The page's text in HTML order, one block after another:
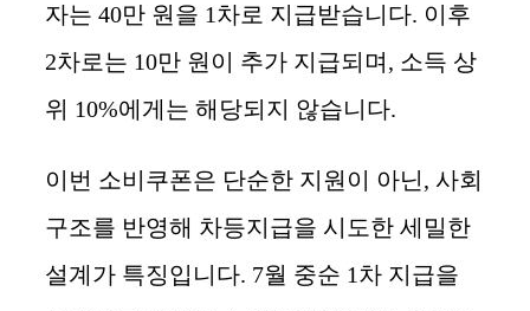
자는 40만 원을 1차로 지급받습니다. 이후
2차로는 10만 원이 추가 지급되며, 소득 상
위 10%에게는 해당되지 않습니다.
이번 소비쿠폰은 단순한 지원이 아닌, 사회
구조를 반영해 차등지급을 시도한 세밀한
설계가 특징입니다. 7월 중순 1차 지급을